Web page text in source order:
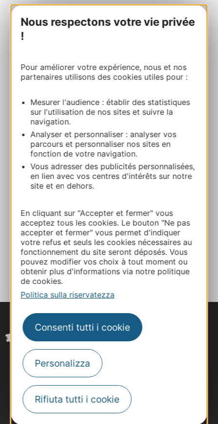
Nous respectons votre vie privée
!
Pour améliorer votre expérience, nous et nos
partenaires utilisons des cookies utiles pour :
Mesurer l'audience : établir des statistiques
sur l'utilisation de nos sites et suivre la
navigation.
Analyser et personnaliser : analyser vos
parcours et personnaliser nos sites en
fonction de votre navigation.
Vous adresser des publicités personnalisées,
en lien avec vos centres d'intérêts sur notre
site et en dehors.
En cliquant sur "Accepter et fermer" vous
acceptez tous les cookies. Le bouton "Ne pas
accepter et fermer" vous permet d'indiquer
votre refus et seuls les cookies nécessaires au
fonctionnement du site seront déposés. Vous
pouvez modifier vos choix à tout moment ou
obtenir plus d'informations via notre politique
de cookies.
Politica sulla riservatezza
Consenti tutti i cookie
Personalizza
Rifiuta tutti i cookie
PRENOTARE
64 ROUTE DE RODEZVILLA RAFFAELLA
12220 LES ALBRES
Calcola il tuo percorso
+33624846766
E-mail
Facebook
AGGIUNGI
AL TACCUINO